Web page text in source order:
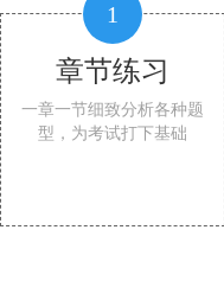
1
章节练习
一章一节细致分析各种题
型，为考试打下基础